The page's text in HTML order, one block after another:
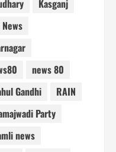
Kasganj
news 80
Gandhi
RAIN
Party
news